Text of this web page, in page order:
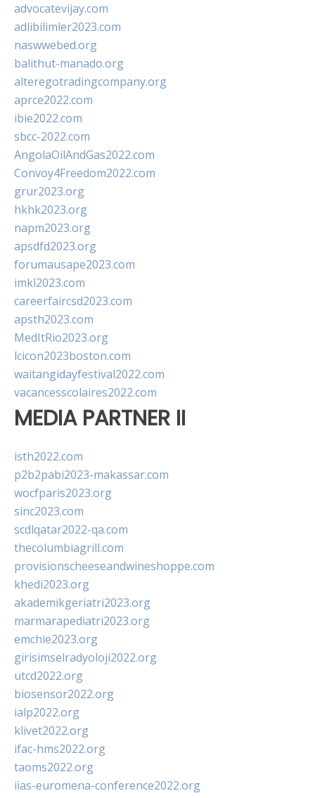
advocatevijay.com
adlibilimler2023.com
naswwebed.org
balithut-manado.org
alteregotradingcompany.org
aprce2022.com
ibie2022.com
sbcc-2022.com
AngolaOilAndGas2022.com
Convoy4Freedom2022.com
grur2023.org
hkhk2023.org
napm2023.org
apsdfd2023.org
forumausape2023.com
imkl2023.com
careerfaircsd2023.com
apsth2023.com
MedItRio2023.org
lcicon2023boston.com
waitangidayfestival2022.com
vacancesscolaires2022.com
MEDIA PARTNER II
isth2022.com
p2b2pabi2023-makassar.com
wocfparis2023.org
sinc2023.com
scdlqatar2022-qa.com
thecolumbiagrill.com
provisionscheeseandwineshoppe.com
khedi2023.org
akademikgeriatri2023.org
marmarapediatri2023.org
emchie2023.org
girisimselradyoloji2022.org
utcd2022.org
biosensor2022.org
ialp2022.org
klivet2022.org
ifac-hms2022.org
taoms2022.org
iias-euromena-conference2022.org